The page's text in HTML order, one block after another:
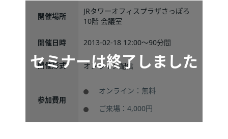
開催場所
JRタワーオフィスプラザさっぽろ
10階 会議室
開催日時 2013-02-18 12:00～90分間
開催形式 オンライン配信
参加費用
オンライン：無料
ご来場：4,000円